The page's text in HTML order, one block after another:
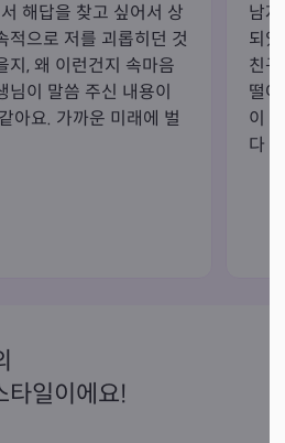
해답을 찾고 싶어서 상
적으로 저를 괴롭히던 것
지, 왜 이런건지 속마음
이 말씀 주신 내용이
아요. 가까운 미래에 벌
남
되
친
떨
이
다
타일이에요!